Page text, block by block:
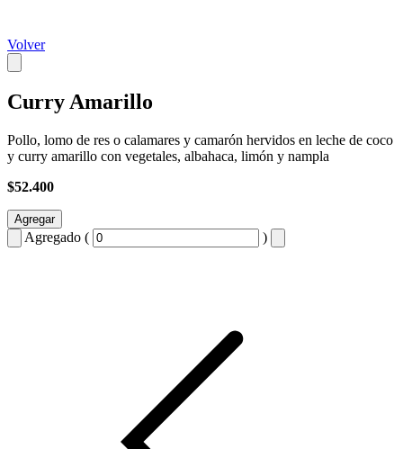
Volver
Curry Amarillo
Pollo, lomo de res o calamares y camarón hervidos en leche de coco
y curry amarillo con vegetales, albahaca, limón y nampla
$52.400
Agregar
Agregado ( )